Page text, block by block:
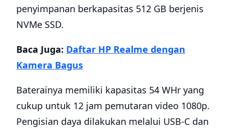
penyimpanan berkapasitas 512 GB berjenis
NVMe SSD.
Baca Juga: Daftar HP Realme dengan
Kamera Bagus
Baterainya memiliki kapasitas 54 WHr yang
cukup untuk 12 jam pemutaran video 1080p.
Pengisian daya dilakukan melalui USB-C dan